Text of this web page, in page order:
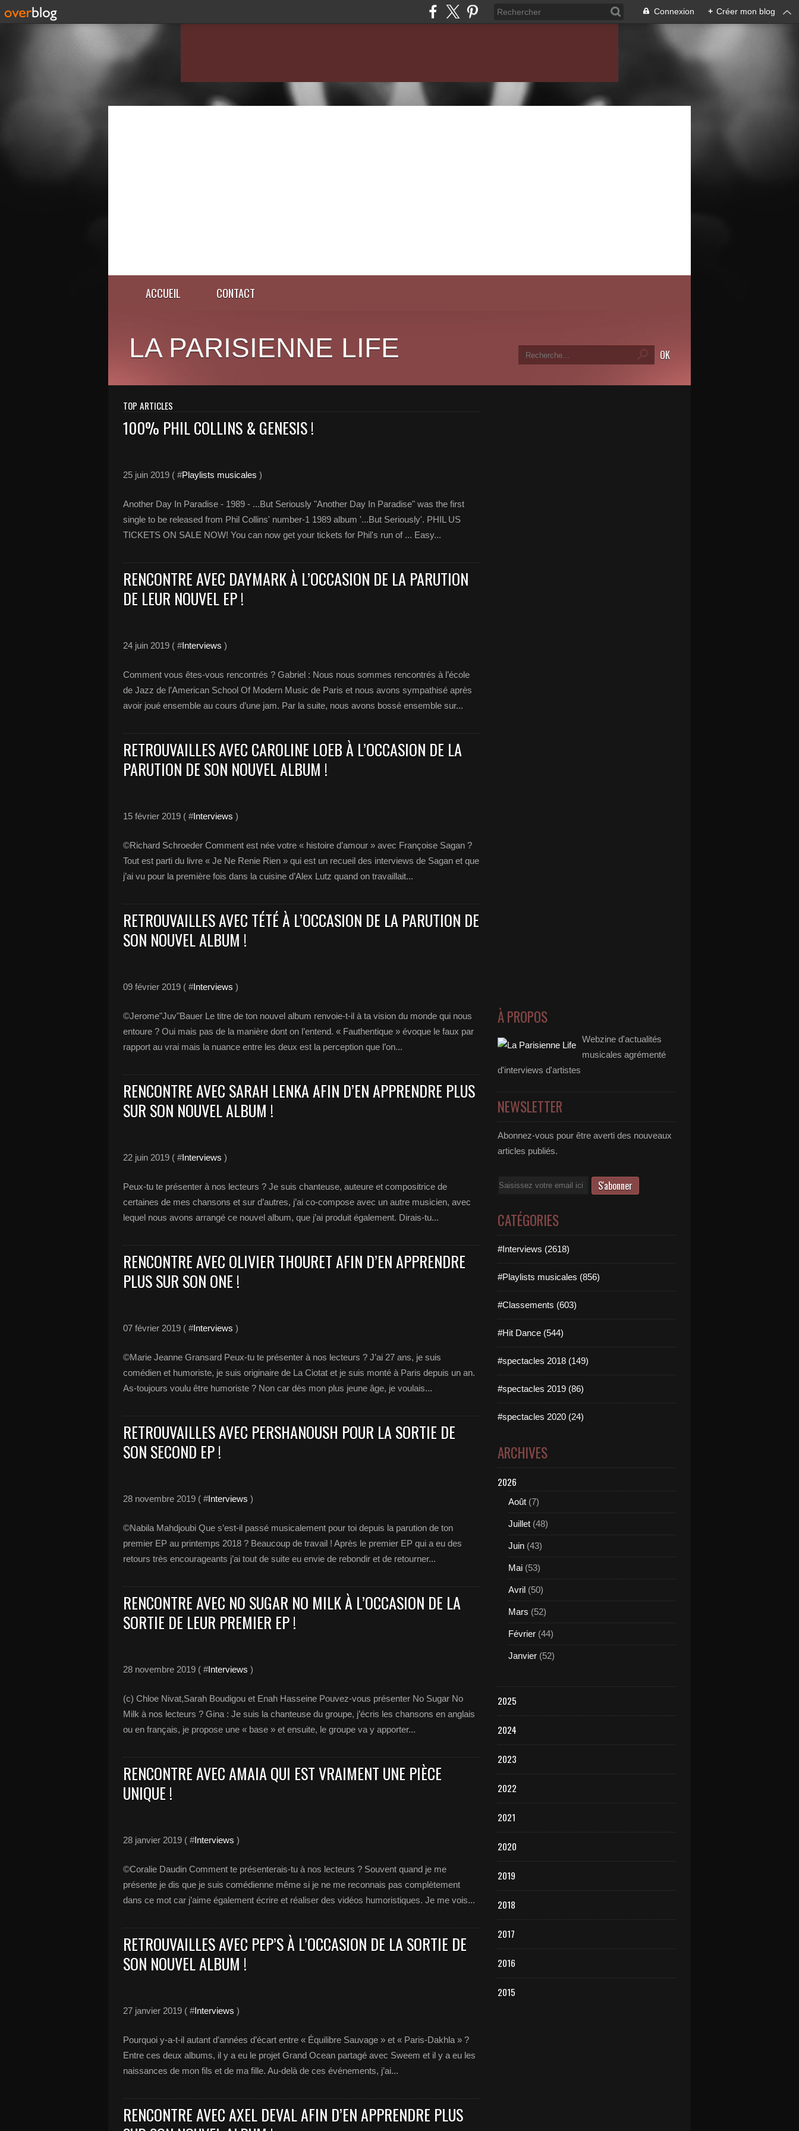
Connexion + Créer mon blog
ACCUEIL CONTACT
LA PARISIENNE LIFE
TOP ARTICLES
100% PHIL COLLINS & GENESIS !
25 juin 2019 ( #Playlists musicales )
Another Day In Paradise - 1989 - ...But Seriously "Another Day In Paradise" was the first
single to be released from Phil Collins' number-1 1989 album '...But Seriously'. PHIL US
TICKETS ON SALE NOW! You can now get your tickets for Phil's run of ... Easy...
RENCONTRE AVEC DAYMARK À L’OCCASION DE LA PARUTION
DE LEUR NOUVEL EP !
24 juin 2019 ( #Interviews )
Comment vous êtes-vous rencontrés ? Gabriel : Nous nous sommes rencontrés à l’école
de Jazz de l’American School Of Modern Music de Paris et nous avons sympathisé après
avoir joué ensemble au cours d’une jam. Par la suite, nous avons bossé ensemble sur...
RETROUVAILLES AVEC CAROLINE LOEB À L’OCCASION DE LA
PARUTION DE SON NOUVEL ALBUM !
15 février 2019 ( #Interviews )
©Richard Schroeder Comment est née votre « histoire d’amour » avec Françoise Sagan ?
Tout est parti du livre « Je Ne Renie Rien » qui est un recueil des interviews de Sagan et que
j’ai vu pour la première fois dans la cuisine d’Alex Lutz quand on travaillait...
RETROUVAILLES AVEC TÉTÉ À L’OCCASION DE LA PARUTION DE
SON NOUVEL ALBUM !
09 février 2019 ( #Interviews )
©Jerome"Juv"Bauer Le titre de ton nouvel album renvoie-t-il à ta vision du monde qui nous
entoure ? Oui mais pas de la manière dont on l’entend. « Fauthentique » évoque le faux par
rapport au vrai mais la nuance entre les deux est la perception que l’on...
RENCONTRE AVEC SARAH LENKA AFIN D’EN APPRENDRE PLUS
SUR SON NOUVEL ALBUM !
22 juin 2019 ( #Interviews )
Peux-tu te présenter à nos lecteurs ? Je suis chanteuse, auteure et compositrice de
certaines de mes chansons et sur d’autres, j’ai co-compose avec un autre musicien, avec
lequel nous avons arrangé ce nouvel album, que j’ai produit également. Dirais-tu...
RENCONTRE AVEC OLIVIER THOURET AFIN D’EN APPRENDRE
PLUS SUR SON ONE !
07 février 2019 ( #Interviews )
©Marie Jeanne Gransard Peux-tu te présenter à nos lecteurs ? J’ai 27 ans, je suis
comédien et humoriste, je suis originaire de La Ciotat et je suis monté à Paris depuis un an.
As-toujours voulu être humoriste ? Non car dès mon plus jeune âge, je voulais...
RETROUVAILLES AVEC PERSHANOUSH POUR LA SORTIE DE
SON SECOND EP !
28 novembre 2019 ( #Interviews )
©Nabila Mahdjoubi Que s’est-il passé musicalement pour toi depuis la parution de ton
premier EP au printemps 2018 ? Beaucoup de travail ! Après le premier EP qui a eu des
retours très encourageants j’ai tout de suite eu envie de rebondir et de retourner...
RENCONTRE AVEC NO SUGAR NO MILK À L’OCCASION DE LA
SORTIE DE LEUR PREMIER EP !
28 novembre 2019 ( #Interviews )
(c) Chloe Nivat,Sarah Boudigou et Enah Hasseine Pouvez-vous présenter No Sugar No
Milk à nos lecteurs ? Gina : Je suis la chanteuse du groupe, j’écris les chansons en anglais
ou en français, je propose une « base » et ensuite, le groupe va y apporter...
RENCONTRE AVEC AMAIA QUI EST VRAIMENT UNE PIÈCE
UNIQUE !
28 janvier 2019 ( #Interviews )
©Coralie Daudin Comment te présenterais-tu à nos lecteurs ? Souvent quand je me
présente je dis que je suis comédienne même si je ne me reconnais pas complètement
dans ce mot car j’aime également écrire et réaliser des vidéos humoristiques. Je me vois...
RETROUVAILLES AVEC PEP’S À L’OCCASION DE LA SORTIE DE
SON NOUVEL ALBUM !
27 janvier 2019 ( #Interviews )
Pourquoi y-a-t-il autant d’années d’écart entre « Équilibre Sauvage » et « Paris-Dakhla » ?
Entre ces deux albums, il y a eu le projet Grand Ocean partagé avec Sweem et il y a eu les
naissances de mon fils et de ma fille. Au-delà de ces événements, j’ai...
RENCONTRE AVEC AXEL DEVAL AFIN D’EN APPRENDRE PLUS
À PROPOS
Webzine d'actualités
musicales agrémenté
d'interviews d'artistes
NEWSLETTER
Abonnez-vous pour être averti des nouveaux
articles publiés.
Email
CATÉGORIES
#Interviews (2618)
#Playlists musicales (856)
#Classements (603)
#Hit Dance (544)
#spectacles 2018 (149)
#spectacles 2019 (86)
#spectacles 2020 (24)
ARCHIVES
2026
Août (7)
Juillet (48)
Juin (43)
Mai (53)
Avril (50)
Mars (52)
Février (44)
Janvier (52)
2025
2024
2023
2022
2021
2020
2019
2018
2017
2016
2015